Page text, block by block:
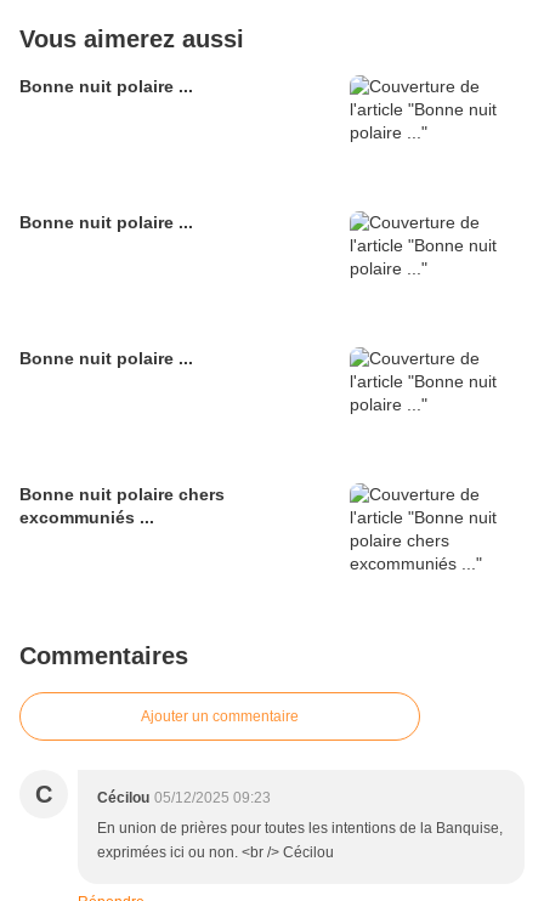
Vous aimerez aussi
Bonne nuit polaire ...
Bonne nuit polaire ...
Bonne nuit polaire ...
Bonne nuit polaire chers
excommuniés ...
Commentaires
Ajouter un commentaire
C Cécilou 05/12/2025 09:23
En union de prières pour toutes les intentions de la Banquise,
exprimées ici ou non. <br /> Cécilou